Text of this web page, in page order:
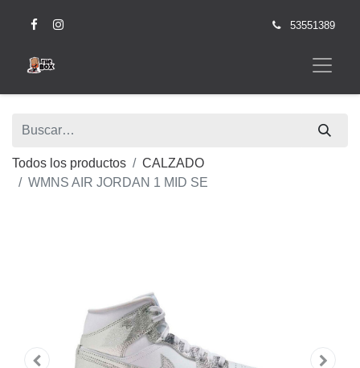
53551389
Todos los productos
CALZADO
WMNS AIR JORDAN 1 MID SE